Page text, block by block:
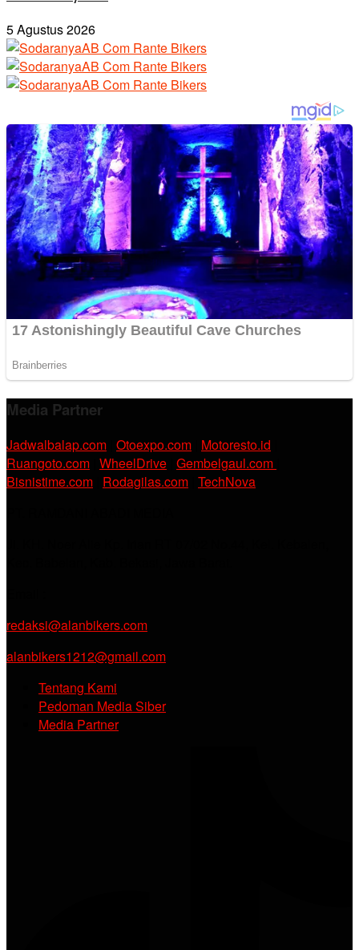
5 Agustus 2026
Media Partner
Jadwalbalap.com Otoexpo.com Motoresto.id
Ruangoto.com WheelDrive Gembelgaul.com
Bisnistime.com Rodagilas.com TechNova
redaksi@alanbikers.com
alanbikers1212@gmail.com
Tentang Kami
Pedoman Media Siber
Media Partner